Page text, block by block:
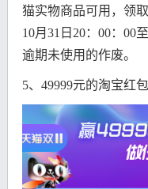
猫实物商品可用，领
10月31日20：00：00
逾期未使用的作废。
5、49999元的淘宝红